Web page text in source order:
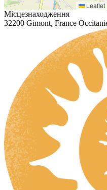
Leaflet
Місцезнаходження
32200 Gimont, France